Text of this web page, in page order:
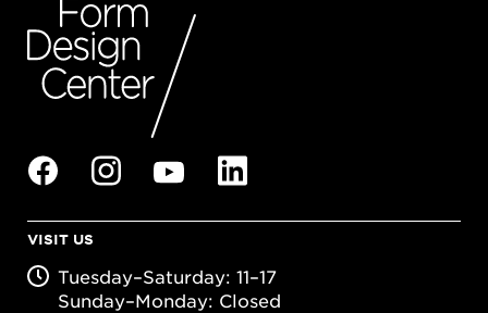
VISIT US
Tuesday–Saturday: 11–17
Sunday–Monday: Closed